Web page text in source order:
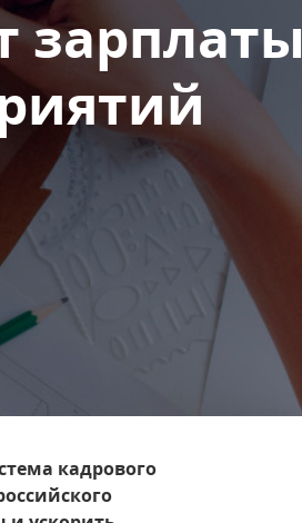
зарплаты
кадрового